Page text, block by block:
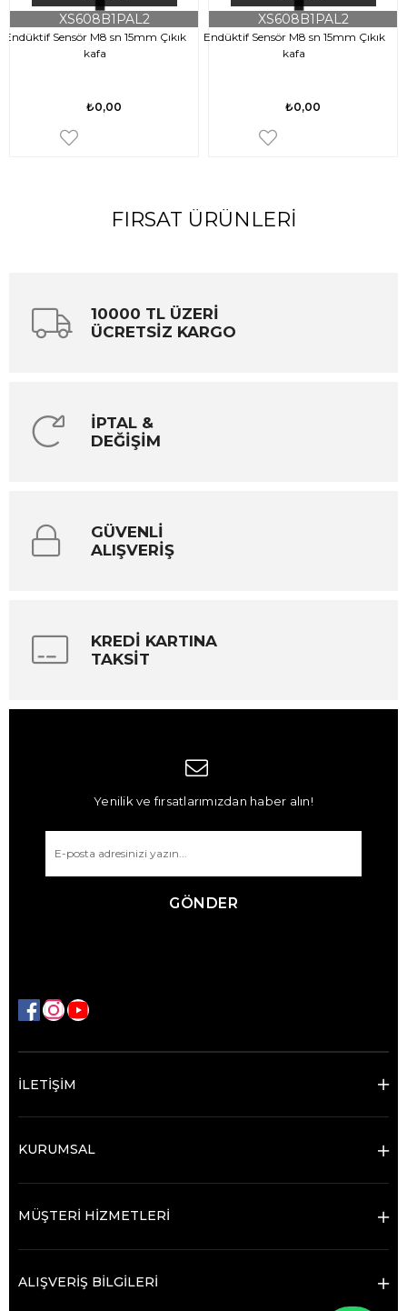
Endüktif Sensör M8 sn 15mm Çıkık
kafa
XS608B1PAL2
₺0,00
Endüktif Sensör M8 sn 15mm Çıkık
kafa
XS608B1PAL2
₺0,00
FIRSAT ÜRÜNLERI
10000 TL ÜZERİ
ÜCRETSİZ KARGO
İPTAL &
DEĞİŞİM
GÜVENLİ
ALIŞVERİŞ
KREDİ KARTINA
TAKSİT
Yenilik ve fırsatlarımızdan haber alın!
GÖNDER
İLETİŞİM
KURUMSAL
MÜŞTERİ HİZMETLERİ
ALIŞVERİŞ BİLGİLERİ